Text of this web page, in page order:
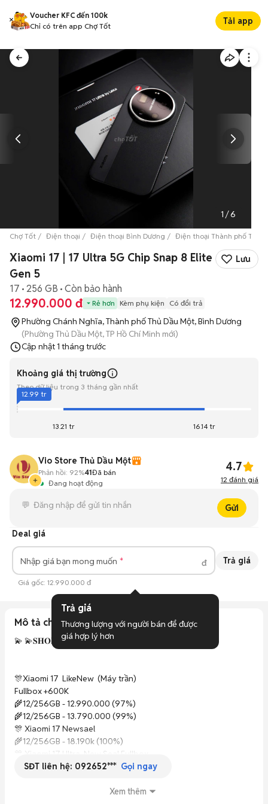
Voucher KFC đến 100k
Chỉ có trên app Chợ Tốt
Tải app
1 /6
Chợ Tốt Điện thoại Điện thoại Bình Dương Điện thoại Thành phố Thủ
Xiaomi 17 | 17 Ultra 5G Chip Snap 8 Elite
Gen 5
Lưu
17 256 GB Còn bảo hành
12.990.000 đ Rẻ hơn Kèm phụ kiện Có đổi trả
Phường Chánh Nghĩa, Thành phố Thủ Dầu Một, Bình Dương
(Phường Thủ Dầu Một, TP Hồ Chí Minh mới)
Cập nhật1 tháng trước
Khoảng giá thị trường
Theo dữ liệu trong 3 tháng gần nhất
13.21 tr 16.14 tr
12.99 tr
Vio Store Thủ Dầu Một
Đang hoạt động
Phản hồi: 92%41Đã bán 4.7
12 đánh giá
Gửi
Deal giá
Nhập giá bạn mong muốn đ Trả giá
Giá gốc: 12.990.000 đ
Mô tả chi tiết
💫 💫𝐒𝐇𝐎𝐏 𝐂Ó 𝐁Á𝐍 𝐓𝐑Ả 𝐆Ó𝐏 𝐎𝐍𝐋𝐈𝐍𝐄💫💫
🎊Xiaomi 17  LikeNew  (Máy trần)
Fullbox +600K
🌾12/256GB - 12.990.000 (97%)
🌾12/256GB - 13.790.000 (99%)
🎊 Xiaomi 17 Newsael
🌾12/256GB - 18.190k (100%)
🎊 Xiaomi 17 Ultra  New Seal Fullbox
12/512 - 28.490.000đ
SĐT liên hệ: 092652*** Gọi ngay
Xem thêm
Trả giá
Thương lượng với người bán để được
giá hợp lý hơn